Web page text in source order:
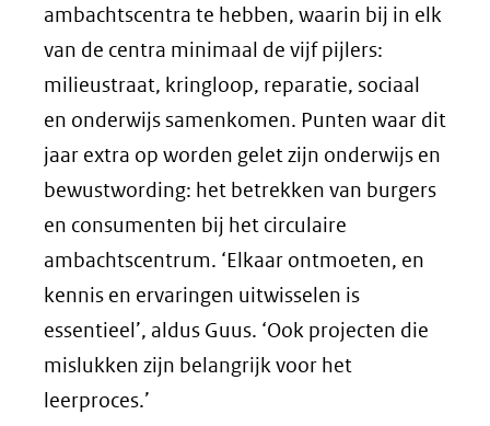
(verwijst
naar
een
andere
website)
ambachtscentra te hebben, waarin bij in elk
van de centra minimaal de vijf pijlers:
milieustraat, kringloop, reparatie, sociaal
en onderwijs samenkomen. Punten waar dit
jaar extra op worden gelet zijn onderwijs en
bewustwording: het betrekken van burgers
en consumenten bij het circulaire
ambachtscentrum. ‘Elkaar ontmoeten, en
kennis en ervaringen uitwisselen is
essentieel’, aldus Guus. ‘Ook projecten die
mislukken zijn belangrijk voor het
leerproces.’